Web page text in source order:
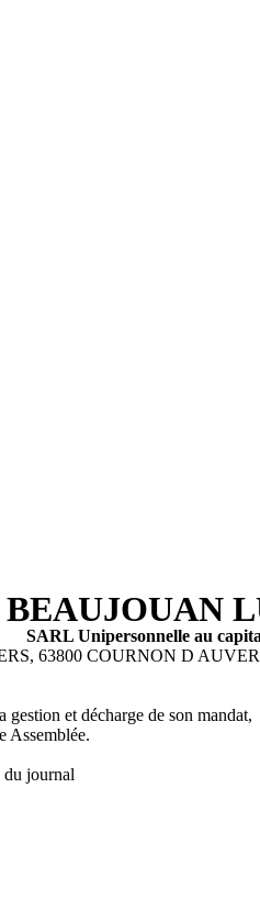
BEAUJOUAN
SARL Unipersonnelle au
63800 COURNON D
et décharge de son mandat,
Assemblée.
du journal